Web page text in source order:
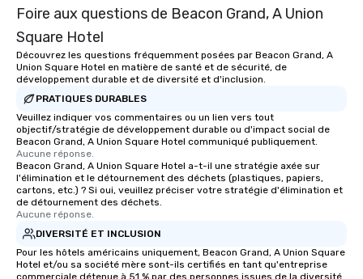
Foire aux questions de Beacon Grand, A Union
Square Hotel
Découvrez les questions fréquemment posées par Beacon Grand, A
Union Square Hotel en matière de santé et de sécurité, de
développement durable et de diversité et d'inclusion.
PRATIQUES DURABLES
Veuillez indiquer vos commentaires ou un lien vers tout
objectif/stratégie de développement durable ou d'impact social de
Beacon Grand, A Union Square Hotel communiqué publiquement.
Aucune réponse.
Beacon Grand, A Union Square Hotel a-t-il une stratégie axée sur
l'élimination et le détournement des déchets (plastiques, papiers,
cartons, etc.) ? Si oui, veuillez préciser votre stratégie d'élimination et
de détournement des déchets.
Aucune réponse.
DIVERSITÉ ET INCLUSION
Pour les hôtels américains uniquement, Beacon Grand, A Union Square
Hotel et/ou sa société mère sont-ils certifiés en tant qu'entreprise